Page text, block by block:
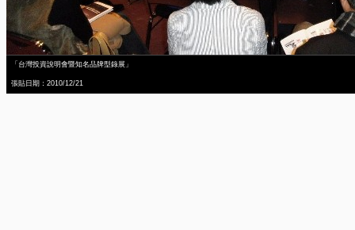
「台灣投資說明會暨知名品牌型錄展」
張貼日期：2010/12/21